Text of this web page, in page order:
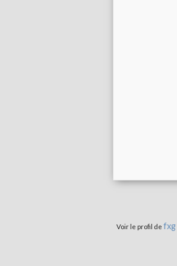
Voir le profil de fxg